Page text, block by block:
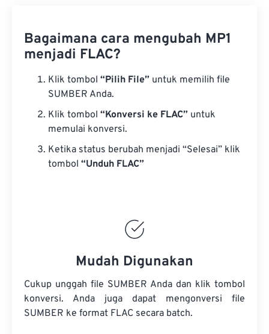
Bagaimana cara mengubah MP1
menjadi FLAC?
Klik tombol “Pilih File” untuk memilih file
SUMBER Anda.
Klik tombol “Konversi ke FLAC” untuk
memulai konversi.
Ketika status berubah menjadi “Selesai” klik
tombol “Unduh FLAC”
Mudah Digunakan
Cukup unggah file SUMBER Anda dan klik tombol
konversi. Anda juga dapat mengonversi file
SUMBER ke format FLAC secara batch.